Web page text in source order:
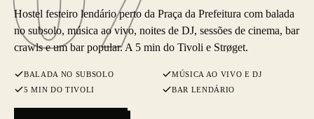
Hostel festeiro lendário perto da Praça da Prefeitura com balada
no subsolo, música ao vivo, noites de DJ, sessões de cinema, bar
crawls e um bar popular. A 5 min do Tivoli e Strøget.
BALADA NO SUBSOLO
MÚSICA AO VIVO E DJ
5 MIN DO TIVOLI
BAR LENDÁRIO